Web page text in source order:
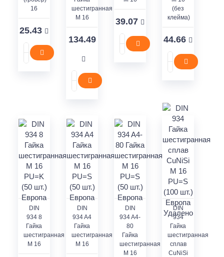
16
25.43
шестигранная
M 16
134.49
39.07
(без
клейма)
44.66
DIN
934 8
Гайка
шестигранная
M 16
DIN
934 A4
Гайка
шестигранная
M 16
DIN
934 A4-
80
Гайка
шестигранная
M 16
DIN
934
Гайка
шестигранная
сплав
CuNiSi